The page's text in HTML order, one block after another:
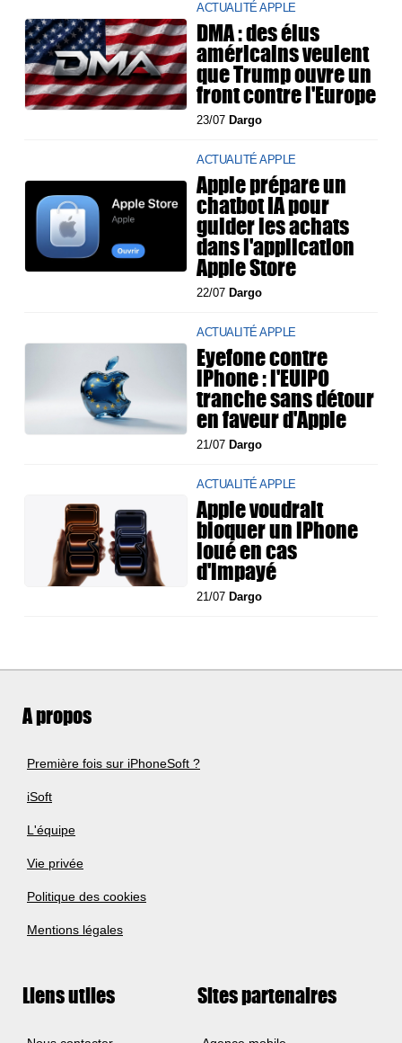
ACTUALITÉ APPLE
DMA : des élus
américains veulent
que Trump ouvre un
front contre l'Europe
23/07 Dargo
ACTUALITÉ APPLE
Apple prépare un
chatbot IA pour
guider les achats
dans l'application
Apple Store
22/07 Dargo
ACTUALITÉ APPLE
Eyefone contre
iPhone : l'EUIPO
tranche sans détour
en faveur d'Apple
21/07 Dargo
ACTUALITÉ APPLE
Apple voudrait
bloquer un iPhone
loué en cas
d'impayé
21/07 Dargo
A propos
Première fois sur iPhoneSoft ?
iSoft
L'équipe
Vie privée
Politique des cookies
Mentions légales
Liens utiles Sites partenaires